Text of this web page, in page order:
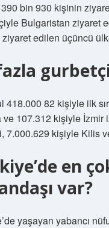
bin 930 kişinin
Bulgaristan ziyaret
edilen üçüncü
418.000 82 kişiyle ilk
ve 107.312 kişiyle
7.000.629 kişiyle Kilis
en
var?
yaşayan yabancı